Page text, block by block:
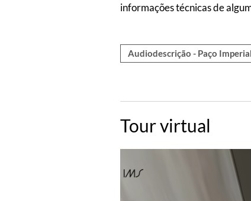
informações técnicas de
Audiodescrição - Paço
Tour virtual